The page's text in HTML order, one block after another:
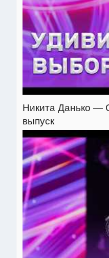
Никита Данько —
выпуск